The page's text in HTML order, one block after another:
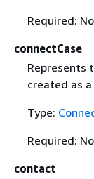
Required: No
connectCase
Represents
created as
Type:
Required: No
contact